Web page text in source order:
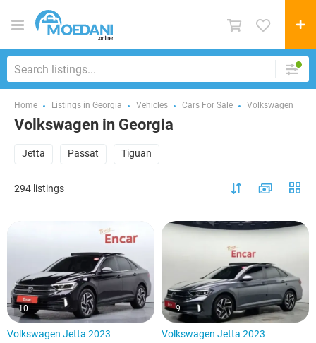
Home Listings in Georgia Vehicles Cars For Sale Volkswagen
Volkswagen in Georgia
Jetta Passat Tiguan
294 listings
10
Volkswagen Jetta 2023
9
Volkswagen Jetta 2023